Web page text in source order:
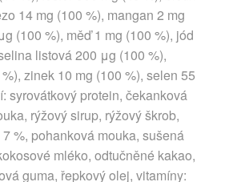
14 mg (100 %), mangan 2 mg
(100 %), měď 1 mg (100 %), jód
listová 200 μg (100 %),
zinek 10 mg (100 %), selen 55
syrovátkový protein, čekanková
rýžový sirup, rýžový škrob,
%, pohanková mouka, sušená
mléko, odtučněné kakao,
guma, řepkový olej, vitamíny: